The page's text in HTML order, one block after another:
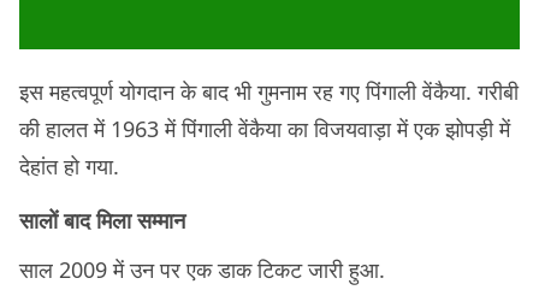
इस महत्वपूर्ण योगदान के बाद ​भी गुमनाम रह गए पिंगाली वेंकैया. गरीबी
की हालत में 1963 में पिंगाली वेंकैया का विजयवाड़ा में एक झोपड़ी में
देहांत हो गया.
सालों बाद मिला सम्मान
साल 2009 में उन पर एक डाक टिकट जारी हुआ.